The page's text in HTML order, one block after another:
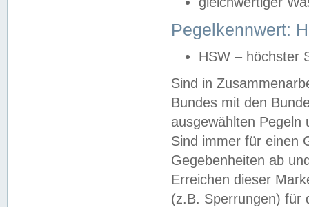
Pegelkennwert:
HSW – höchster
Sind in
Bundes mit den
ausgewählten
Sind immer für einen
Gegebenheiten ab
Erreichen dieser
(z.B. Sperrungen) für